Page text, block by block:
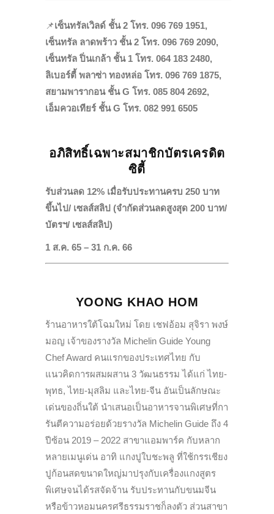
📌เซ็นทรัลเวิลด์ ชั้น 2 โทร. 096 769 1951,
เซ็นทรัล ลาดพร้าว ชั้น 2 โทร. 096 769 2090,
เซ็นทรัล ปิ่นเกล้า ชั้น 1 โทร. 064 183 2480,
ลิเบอร์ตี้ พลาซ่า ทองหล่อ โทร. 096 769 1875,
สยามพารากอน ชั้น G โทร. 085 804 2692,
เอ็มควอเทียร์ ชั้น G โทร. 082 991 6505
อภิสิทธิ์เฉพาะสมาชิกบัตรเครดิต
ซิตี้
รับส่วนลด 12% เมื่อรับประทานครบ 250 บาท
ขึ้นไป/ เซลส์สลิป (จำกัดส่วนลดสูงสุด 200 บาท/
บัตรฯ/ เซลส์สลิป)
1 ส.ค. 65 – 31 ก.ค. 66
YOONG KHAO HOM
ร้านอาหารใต้โฉมใหม่ โดย เชฟอ้อม สุจิรา พงษ์
มอญ เจ้าของรางวัล Michelin Guide Young
Chef Award คนแรกของประเทศไทย กับ
แนวคิดการผสมผสาน 3 วัฒนธรรม ได้แก่ ไทย-
พุทธ, ไทย-มุสลิม และไทย-จีน อันเป็นลักษณะ
เด่นของถิ่นใต้ นำเสนอเป็นอาหารจานพิเศษที่กา
รันตีความอร่อยด้วยรางวัล Michelin Guide ถึง 4
ปีซ้อน 2019 – 2022 สาขาแอมพาร์ค กับหลาก
หลายเมนูเด่น อาทิ แกงปูใบชะพลู ที่ใช้กรรเชียง
ปูก้อนสดขนาดใหญ่มาปรุงกับเครื่องแกงสูตร
พิเศษจนได้รสจัดจ้าน รับประทานกับขนมจีน
หรือข้าวหอมนครศรีธรรมราชก็ลงตัว ส่วนสาขา